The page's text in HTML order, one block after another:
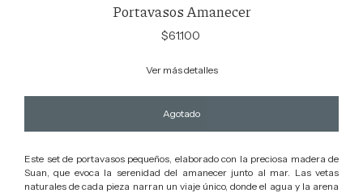
Portavasos Amanecer
$61.100
Ver más detalles
Este set de portavasos pequeños, elaborado con la preciosa madera de
Suan, que evoca la serenidad del amanecer junto al mar. Las vetas
naturales de cada pieza narran un viaje único, donde el agua y la arena